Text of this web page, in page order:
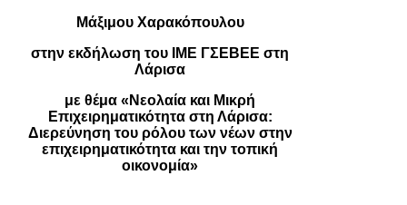
Μάξιμου Χαρακόπουλου
στην εκδήλωση του ΙΜΕ ΓΣΕΒΕΕ στη
Λάρισα
με θέμα «Νεολαία και Μικρή
Επιχειρηματικότητα στη Λάρισα:
Διερεύνηση του ρόλου των νέων στην
επιχειρηματικότητα και την τοπική
οικονομία»